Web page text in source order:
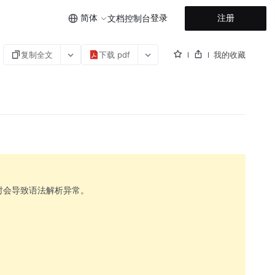
简体 文档控制台登录 注册
复制全文 下载 pdf 我的收藏
导致语法解析异常。